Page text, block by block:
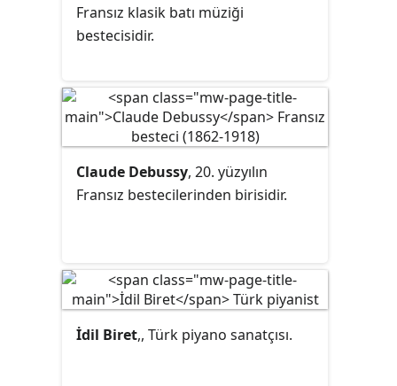
Fransız klasik batı müziği
bestecisidir.
Claude Debussy, 20. yüzyılın
Fransız bestecilerinden birisidir.
İdil Biret,, Türk piyano sanatçısı.